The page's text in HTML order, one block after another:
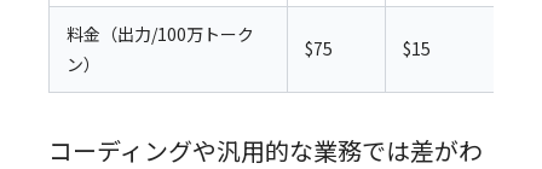
料金（出力/100万トーク
ン）
$75 $15
コーディングや汎用的な業務では差がわ